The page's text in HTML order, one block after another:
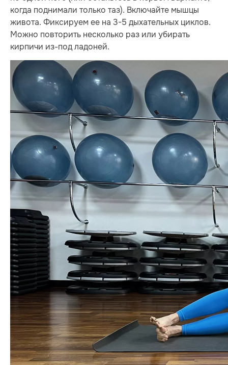
когда поднимали только таз). Включайте мышцы
живота. Фиксируем ее на 3-5 дыхательных циклов.
Можно повторить несколько раз или убирать
кирпичи из-под ладоней.